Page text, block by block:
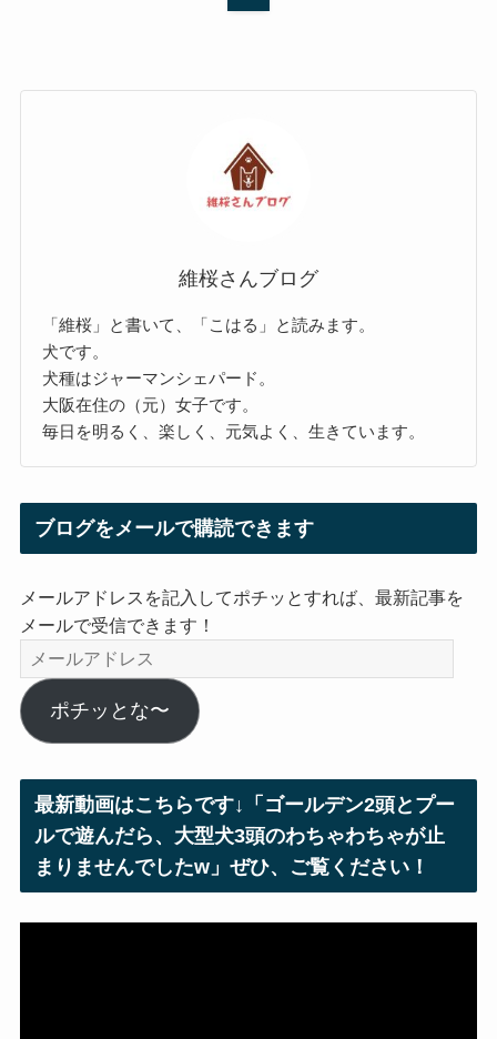
維桜さんブログ
「維桜」と書いて、「こはる」と読みます。
犬です。
犬種はジャーマンシェパード。
大阪在住の（元）女子です。
毎日を明るく、楽しく、元気よく、生きています。
ブログをメールで購読できます
メールアドレスを記入してポチッとすれば、最新記事を
メールで受信できます！
メ
ー
ル
ア
ス
ポチッとな〜
最新動画はこちらです↓「ゴールデン2頭とプー
ルで遊んだら、大型犬3頭のわちゃわちゃが止
まりませんでしたw」ぜひ、ご覧ください！